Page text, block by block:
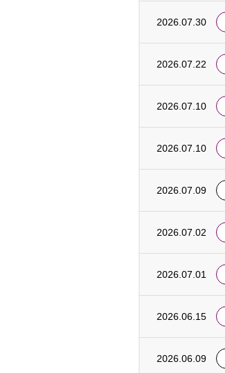
2026.07.30
2026.07.22
2026.07.10
2026.07.10
2026.07.09
2026.07.02
2026.07.01
2026.06.15
2026.06.09